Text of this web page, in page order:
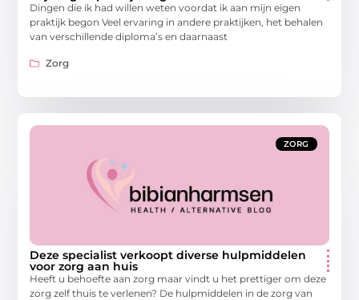
Dingen die ik had willen weten voordat ik aan mijn eigen
praktijk begon Veel ervaring in andere praktijken, het behalen
van verschillende diploma’s en daarnaast
Zorg
ZORG
Deze specialist verkoopt diverse hulpmiddelen
voor zorg aan huis
Heeft u behoefte aan zorg maar vindt u het prettiger om deze
zorg zelf thuis te verlenen? De hulpmiddelen in de zorg van